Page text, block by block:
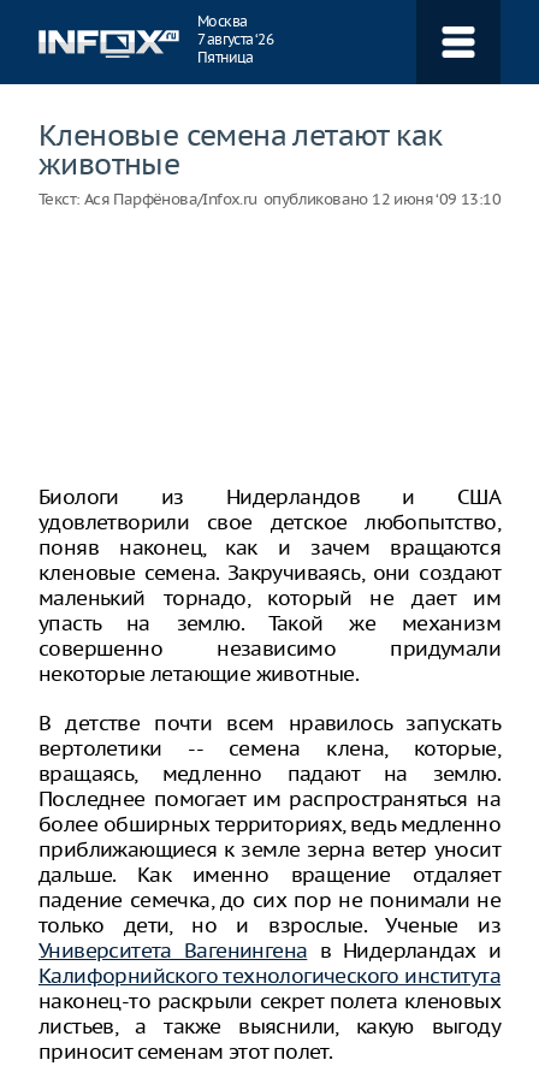
Москва
7 августа ‘26
Пятница
Кленовые семена летают как
животные
Текст: Ася Парфёнова/Infox.ru опубликовано 12 июня ‘09 13:10
Биологи из Нидерландов и США
удовлетворили свое детское любопытство,
поняв наконец, как и зачем вращаются
кленовые семена. Закручиваясь, они создают
маленький торнадо, который не дает им
упасть на землю. Такой же механизм
совершенно независимо придумали
некоторые летающие животные.
В детстве почти всем нравилось запускать
вертолетики -- семена клена, которые,
вращаясь, медленно падают на землю.
Последнее помогает им распространяться на
более обширных территориях, ведь медленно
приближающиеся к земле зерна ветер уносит
дальше. Как именно вращение отдаляет
падение семечка, до сих пор не понимали не
только дети, но и взрослые. Ученые из
Университета Вагенингена в Нидерландах и
Калифорнийского технологического института
наконец-то раскрыли секрет полета кленовых
листьев, а также выяснили, какую выгоду
приносит семенам этот полет.